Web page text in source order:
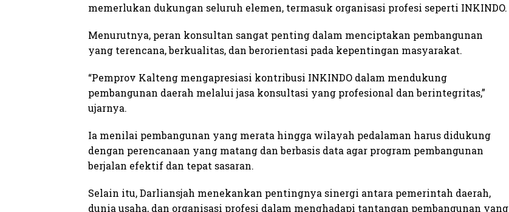
memerlukan dukungan seluruh elemen, termasuk organisasi profesi seperti INKINDO.
Menurutnya, peran konsultan sangat penting dalam menciptakan pembangunan
yang terencana, berkualitas, dan berorientasi pada kepentingan masyarakat.
“Pemprov Kalteng mengapresiasi kontribusi INKINDO dalam mendukung
pembangunan daerah melalui jasa konsultasi yang profesional dan berintegritas,”
ujarnya.
Ia menilai pembangunan yang merata hingga wilayah pedalaman harus didukung
dengan perencanaan yang matang dan berbasis data agar program pembangunan
berjalan efektif dan tepat sasaran.
Selain itu, Darliansjah menekankan pentingnya sinergi antara pemerintah daerah,
dunia usaha, dan organisasi profesi dalam menghadapi tantangan pembangunan yang